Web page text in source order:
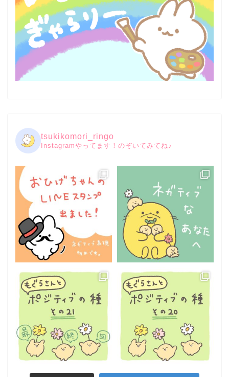
tsukikomori_ringo
Instagramやってます！のぞいてみてね♪